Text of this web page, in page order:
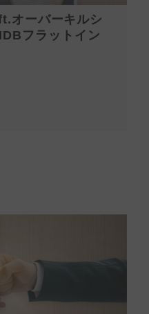
オーバーキルシ
フラットイン